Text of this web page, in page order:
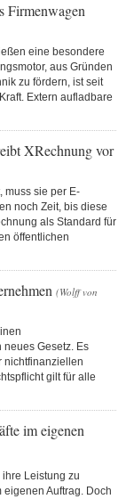
Firmenwagen
eine besondere
aus Gründen
zu fördern, ist seit
Extern aufladbare
XRechnung vor
muss sie per E-
noch Zeit, bis diese
als Standard für
öffentlichen
(Wolff von
neues Gesetz. Es
nichtfinanziellen
gilt für alle
im eigenen
Leistung zu
eigenen Auftrag. Doch